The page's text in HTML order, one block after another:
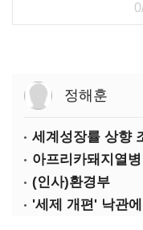
정해훈
(인사)환경부
'세제 개편' 낙관